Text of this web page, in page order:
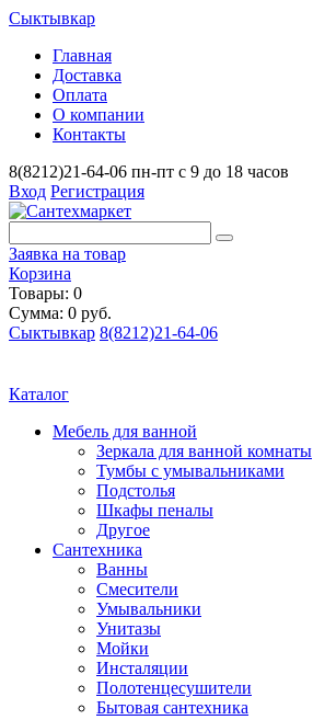
Сыктывкар
Главная
Доставка
Оплата
О компании
Контакты
8(8212)21-64-06 пн-пт с 9 до 18 часов
Вход Регистрация
Заявка на товар
Корзина
Товары: 0
Сумма: 0 руб.
Сыктывкар 8(8212)21-64-06
Каталог
Мебель для ванной
Зеркала для ванной комнаты
Тумбы с умывальниками
Подстолья
Шкафы пеналы
Другое
Сантехника
Ванны
Смесители
Умывальники
Унитазы
Мойки
Инсталяции
Полотенцесушители
Бытовая сантехника